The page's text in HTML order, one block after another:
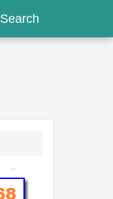
Search